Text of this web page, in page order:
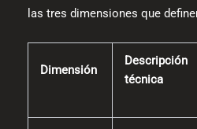
las tres dimensiones que
Dimensión
Descripción
técnica